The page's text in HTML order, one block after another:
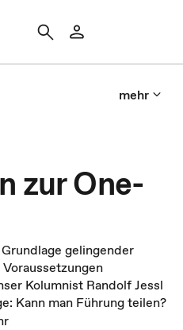
mehr
zur One-
gelingender
Kolumnist Randolf Jessl
Kann man Führung teilen?